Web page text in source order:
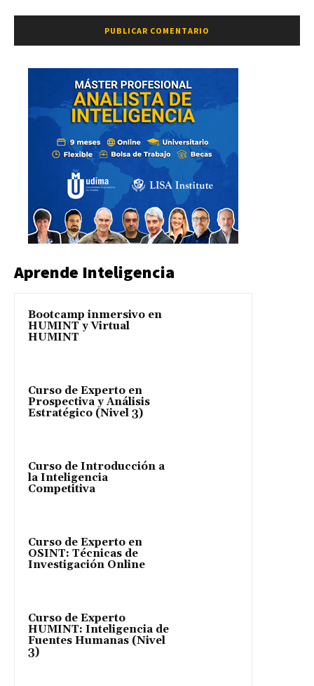
Aprende Inteligencia
Bootcamp inmersivo en
HUMINT y Virtual
HUMINT
Curso de Experto en
Prospectiva y Análisis
Estratégico (Nivel 3)
Curso de Introducción a
la Inteligencia
Competitiva
Curso de Experto en
OSINT: Técnicas de
Investigación Online
Curso de Experto
HUMINT: Inteligencia de
Fuentes Humanas (Nivel
3)